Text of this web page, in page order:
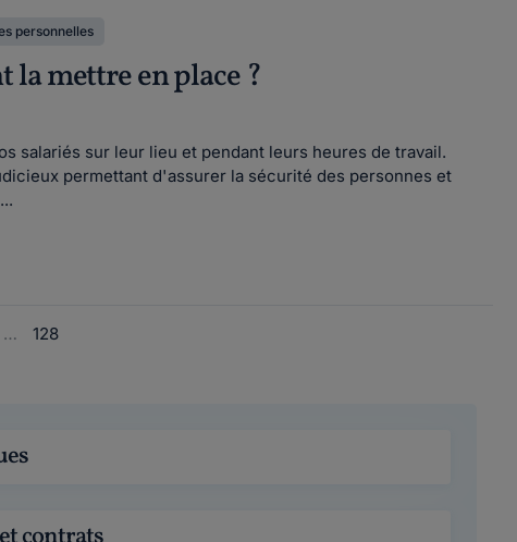
personnelles
la mettre en place ?
salariés sur leur lieu et pendant leurs heures de travail.
permettant d'assurer la sécurité des personnes et
… 128